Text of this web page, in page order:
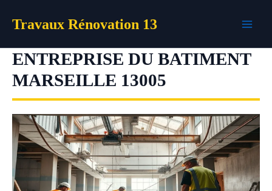
Travaux Rénovation 13
ENTREPRISE DU BATIMENT
MARSEILLE 13005